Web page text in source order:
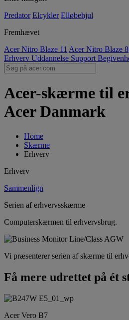
Predator Elcykler Elløbehjul
Fremhævet
Acer Nitro Blaze 11 Acer Nitro Blaze 8
Erhverv Uddannelse Support
Acer-skærme til
Acer Danmark
Home
Skærme
Erhverv
Erhverv
Sammenlign
Serien af erhvervsskærme
Computerskærmen til erhvervsbrug.
Vi præsenterer serien af skærme til
Få mere udrettet på ét
Acer Vero B7